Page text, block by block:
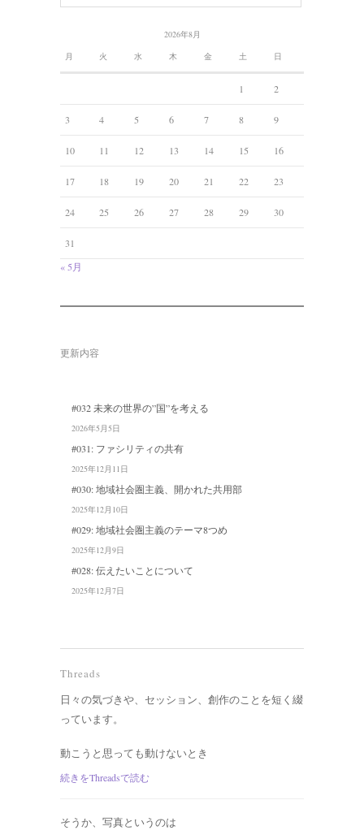
2026年8月
月 火 水 木 金 土 日
1 2
3 4 5 6 7 8 9
10 11 12 13 14 15 16
17 18 19 20 21 22 23
24 25 26 27 28 29 30
31
« 5月
更新内容
#032 未来の世界の”国”を考える
2026年5月5日
#031: ファシリティの共有
2025年12月11日
#030: 地域社会圏主義、開かれた共用部
2025年12月10日
#029: 地域社会圏主義のテーマ8つめ
2025年12月9日
#028: 伝えたいことについて
2025年12月7日
Threads
日々の気づきや、セッション、創作のことを短く綴
っています。
動こうと思っても動けないとき
続きをThreadsで読む
そうか、写真というのは